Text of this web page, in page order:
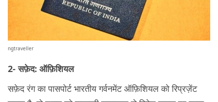
ngtraveller
2- सफ़ेद: ऑफ़िशियल
सफ़ेद रंग का पासपोर्ट भारतीय गर्वनमेंट ऑफ़िशियल को रिप्रज़ेंट